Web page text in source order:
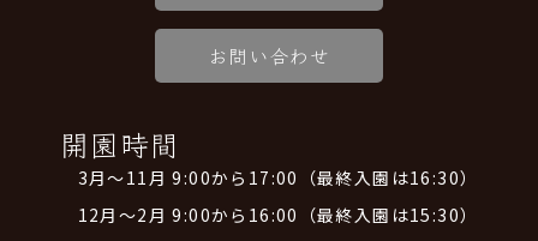
お問い合わせ
開園時間
3月～11月 9:00から17:00（最終入園は16:30）
12月～2月 9:00から16:00（最終入園は15:30）